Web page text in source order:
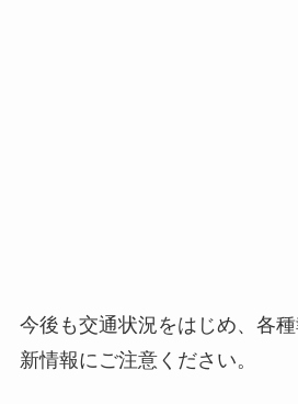
今後も交通状況をはじめ、各
新情報にご注意ください。